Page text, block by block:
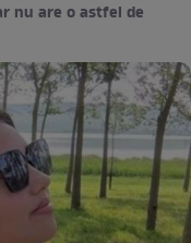
nu are o astfel de